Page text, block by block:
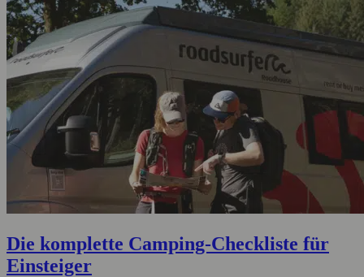
Die komplette Camping-Checkliste für
Einsteiger